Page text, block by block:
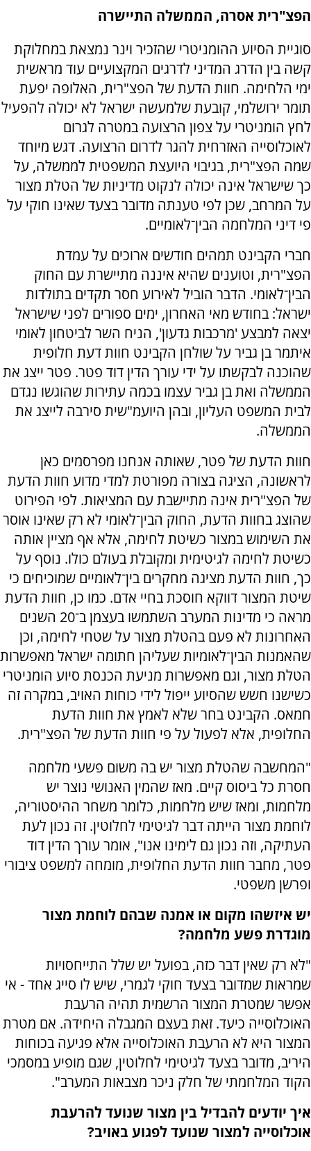
הפצ"רית אסרה, הממשלה התיישרה
סוגיית הסיוע ההומניטרי שהזכיר וינר נמצאת במחלוקת
קשה בין הדרג המדיני לדרגים המקצועיים עוד מראשית
ימי הלחימה. חוות הדעת של הפצ"רית, האלופה יפעת
תומר ירושלמי, קובעת שלמעשה ישראל לא יכולה להפעיל
לחץ הומניטרי על צפון הרצועה במטרה לגרום
לאוכלוסייה האזרחית להגר לדרום הרצועה. דגש מיוחד
שמה הפצ"רית, בגיבוי היועצת המשפטית לממשלה, על
כך שישראל אינה יכולה לנקוט מדיניות של הטלת מצור
על המרחב, שכן לפי טענתה מדובר בצעד שאינו חוקי על
פי דיני המלחמה הבין־לאומיים.
חברי הקבינט תמהים חודשים ארוכים על עמדת
הפצ"רית, וטוענים שהיא איננה מתיישרת עם החוק
הבין־לאומי. הדבר הוביל לאירוע חסר תקדים בתולדות
ישראל: בחודש מאי האחרון, ימים ספורים לפני שישראל
יצאה למבצע 'מרכבות גדעון', הניח השר לביטחון לאומי
איתמר בן גביר על שולחן הקבינט חוות דעת חלופית
שהוכנה לבקשתו על ידי עורך הדין דוד פטר. פטר ייצג את
הממשלה ואת בן גביר עצמו בכמה עתירות שהוגשו נגדם
לבית המשפט העליון, ובהן היועמ"שית סירבה לייצג את
הממשלה.
חוות הדעת של פטר, שאותה אנחנו מפרסמים כאן
לראשונה, הציגה בצורה מפורטת למדי מדוע חוות הדעת
של הפצ"רית אינה מתיישבת עם המציאות. לפי הפירוט
שהוצג בחוות הדעת, החוק הבין־לאומי לא רק שאינו אוסר
את השימוש במצור כשיטת לחימה, אלא אף מציין אותה
כשיטת לחימה לגיטימית ומקובלת בעולם כולו. נוסף על
כך, חוות הדעת מציגה מחקרים בין־לאומיים שמוכיחים כי
שיטת המצור דווקא חוסכת בחיי אדם. כמו כן, חוות הדעת
מראה כי מדינות המערב השתמשו בעצמן ב־20 השנים
האחרונות לא פעם בהטלת מצור על שטחי לחימה, וכן
שהאמנות הבין־לאומיות שעליהן חתומה ישראל מאפשרות
הטלת מצור, וגם מאפשרות מניעת הכנסת סיוע הומניטרי
כשישנו חשש שהסיוע ייפול לידי כוחות האויב, במקרה זה
חמאס. הקבינט בחר שלא לאמץ את חוות הדעת
החלופית, אלא לפעול על פי חוות הדעת של הפצ"רית.
"המחשבה שהטלת מצור יש בה משום פשעי מלחמה
חסרת כל ביסוס קיים. מאז שהמין האנושי נוצר יש
מלחמות, ומאז שיש מלחמות, כלומר משחר ההיסטוריה,
לוחמת מצור הייתה דבר לגיטימי לחלוטין. זה נכון לעת
העתיקה, וזה נכון גם לימינו אנו", אומר עורך הדין דוד
פטר, מחבר חוות הדעת החלופית, מומחה למשפט ציבורי
ופרשן משפטי.
יש איזשהו מקום או אמנה שבהם לוחמת מצור
מוגדרת פשע מלחמה?
"לא רק שאין דבר כזה, בפועל יש שלל התייחסויות
שמראות שמדובר בצעד חוקי לגמרי, שיש לו סייג אחד - אי
אפשר שמטרת המצור הרשמית תהיה הרעבת
האוכלוסייה כיעד. זאת בעצם המגבלה היחידה. אם מטרת
המצור היא לא הרעבת האוכלוסייה אלא פגיעה בכוחות
היריב, מדובר בצעד לגיטימי לחלוטין, שגם מופיע במסמכי
הקוד המלחמתי של חלק ניכר מצבאות המערב".
איך יודעים להבדיל בין מצור שנועד להרעבת
אוכלוסייה למצור שנועד לפגוע באויב?